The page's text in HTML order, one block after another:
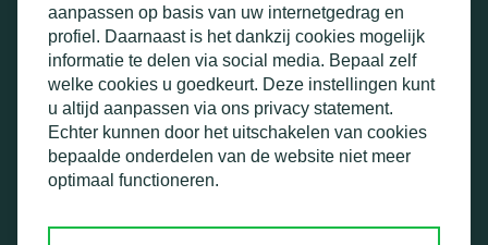
Algemene voorwaarden
Klachtenprocedure
Privacybeleid
Wijzig cookie instellingen
Schrijf je in voor onze e-nieuwsbrief
aanpassen op basis van uw internetgedrag en
profiel. Daarnaast is het dankzij cookies mogelijk
informatie te delen via social media. Bepaal zelf
welke cookies u goedkeurt. Deze instellingen kunt
u altijd aanpassen via ons privacy statement.
Echter kunnen door het uitschakelen van cookies
bepaalde onderdelen van de website niet meer
optimaal functioneren.